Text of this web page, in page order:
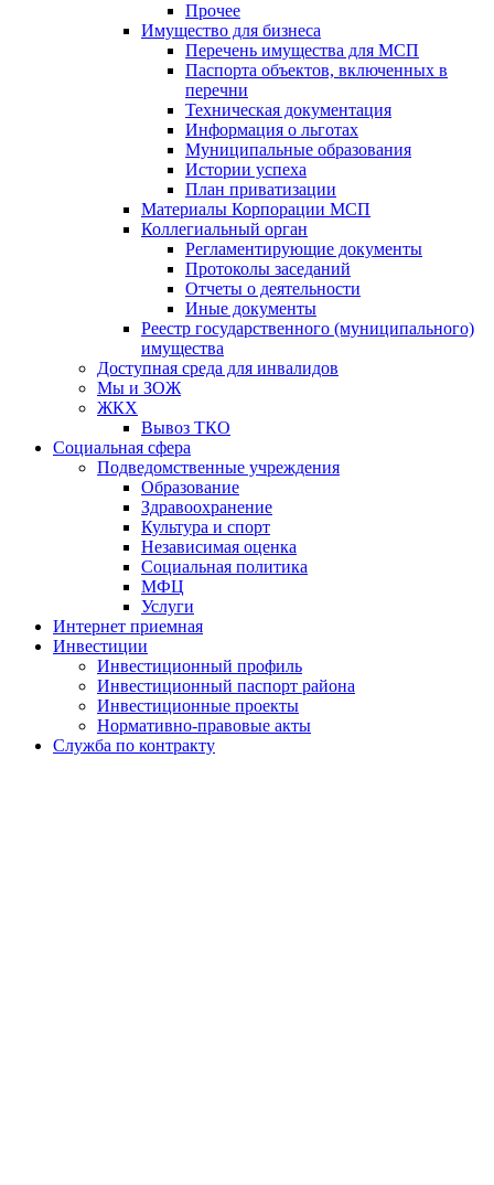
Прочее
Имущество для бизнеса
Перечень имущества для МСП
Паспорта объектов, включенных в
перечни
Техническая документация
Информация о льготах
Муниципальные образования
Истории успеха
План приватизации
Материалы Корпорации МСП
Коллегиальный орган
Регламентирующие документы
Протоколы заседаний
Отчеты о деятельности
Иные документы
Реестр государственного (муниципального)
имущества
Доступная среда для инвалидов
Мы и ЗОЖ
ЖКХ
Вывоз ТКО
Социальная сфера
Подведомственные учреждения
Образование
Здравоохранение
Культура и спорт
Независимая оценка
Социальная политика
МФЦ
Услуги
Интернет приемная
Инвестиции
Инвестиционный профиль
Инвестиционный паспорт района
Инвестиционные проекты
Нормативно-правовые акты
Служба по контракту